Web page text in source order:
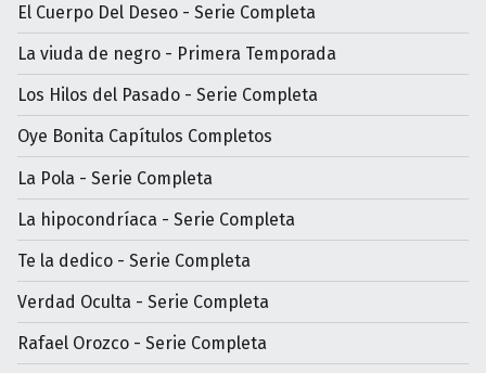
El Cuerpo Del Deseo - Serie Completa
La viuda de negro - Primera Temporada
Los Hilos del Pasado - Serie Completa
Oye Bonita Capítulos Completos
La Pola - Serie Completa
La hipocondríaca - Serie Completa
Te la dedico - Serie Completa
Verdad Oculta - Serie Completa
Rafael Orozco - Serie Completa